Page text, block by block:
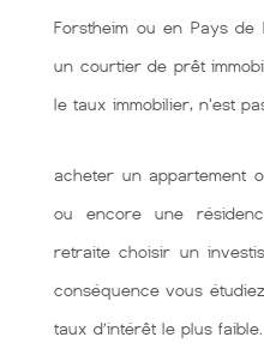
Forstheim ou en Pays
un courtier de prêt
le taux immobilier, n'est
acheter un appartement
ou encore une
retraite choisir un
conséquence vous
taux d’intérêt le plus faible.